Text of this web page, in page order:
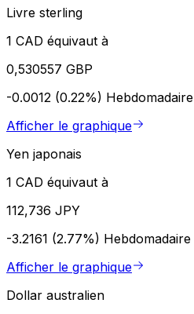
Livre sterling
1 CAD équivaut à
0,530557 GBP
-0.0012 (0.22%) Hebdomadaire
Afficher le graphique
Yen japonais
1 CAD équivaut à
112,736 JPY
-3.2161 (2.77%) Hebdomadaire
Afficher le graphique
Dollar australien